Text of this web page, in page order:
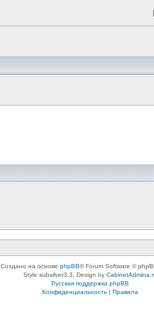
Создано на основе phpBB® Forum Software ©
Style subsilver3.3. Design by
Русская поддержка phpBB
Конфиденциальность| Правила